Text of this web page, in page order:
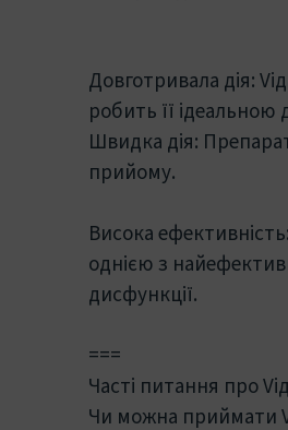
Довготривала дія:
робить її
Швидка дія:
прийому.
Висока
однією з
дисфункції.
===
Часті питання про
Чи можна приймати